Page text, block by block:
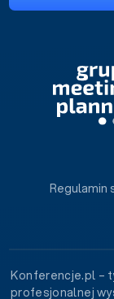
Regulamin
Konferencje.pl –
profesjonalnej